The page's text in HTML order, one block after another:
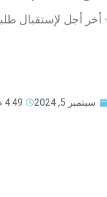
· أخر أجل لإستقبال
سبتمبر 5, 2024 4:49 م